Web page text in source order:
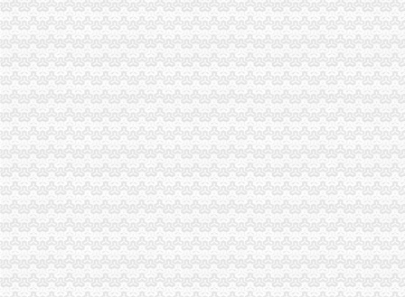
虚拟地址注册公司-北京便民网
虚拟地址注册公司有啥风险？虚拟地址注册公司优势_搜狐财经_搜狐网
注册公司虚拟地址有啥坏处
虚拟地址注册公司-北京典创登记注册代理事务所
实际况中上海用虚拟地址注册公司会有什么麻烦？_百度知道
注册公司虚拟地址多少钱
埔注册公司虚拟地址_志趣网
虚拟地址注册公司有啥风险？虚拟地址注册公司优势_搜狐财经_搜狐网
虚拟地址注册公司合吗?_你创我帮_温州金点_新浪博客
北京虚拟地址可以注册公司吗,注册公司*办,虚拟地址注册公司-北京
虚拟地址注册公司有问题吗_搜狐财经_搜狐网
用虚拟地址注册公司海淀公司虚拟注册地址包年检-中国贸易网
用虚拟地址注册公司海淀公司虚拟注册地址包年检_志趣网
上海虚拟地址注册公司_搜了网
【注册公司虚拟地址上海虹口】价格_厂家_图片-Hc360慧聪网